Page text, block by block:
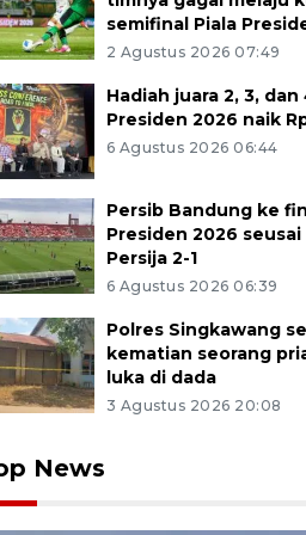
semifinal Piala
2 Agustus 2026 07:49
Hadiah juara 2, 3, dan
Presiden 2026 naik
6 Agustus 2026 06:44
Persib Bandung ke
Presiden 2026 seusai
Persija 2-1
6 Agustus 2026 06:39
Polres Singkawang
kematian seorang
luka di dada
3 Agustus 2026 20:08
News